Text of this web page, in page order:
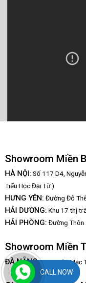
Showroom Miền
HÀ NỘI: Số 117 D4,
Tiểu Học Đại Từ )
HƯNG YÊN: Đường Đỗ
HẢI DƯƠNG: Khu 17 thị
HẢI PHÒNG: Đường Thôn
Showroom Miền
ĐÀ NẴNG:67/3 Hàn Mạc
CALL NOW